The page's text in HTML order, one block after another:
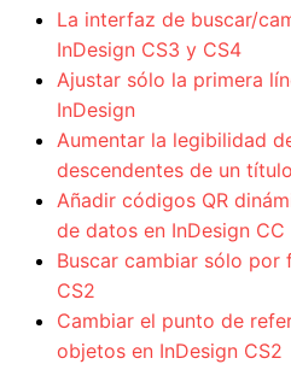
La interfaz de buscar/
InDesign CS3 y CS4
Ajustar sólo la primera
InDesign
Aumentar la legibilidad
descendentes de un
Añadir códigos QR
de datos en InDesign CC
Buscar cambiar sólo por
CS2
Cambiar el punto de
objetos en InDesign CS2